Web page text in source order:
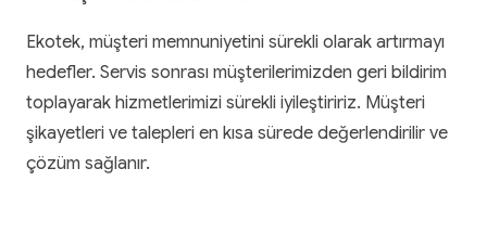
Ekotek, müşteri memnuniyetini sürekli olarak artırmayı
hedefler. Servis sonrası müşterilerimizden geri bildirim
toplayarak hizmetlerimizi sürekli iyileştiririz. Müşteri
şikayetleri ve talepleri en kısa sürede değerlendirilir ve
çözüm sağlanır.